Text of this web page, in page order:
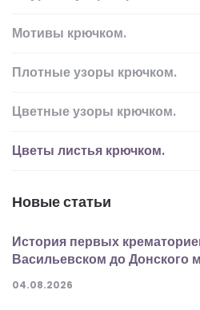
Мотивы крючком.
Плотные узоры крючком.
Цветные узоры крючком.
Цветы листья крючком.
Новые статьи
История первых
Васильевском до Донского
04.08.2026